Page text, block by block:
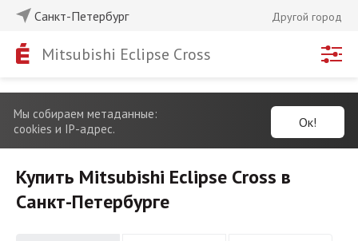
Санкт-Петербург Другой город
Mitsubishi Eclipse Cross
Мы собираем метаданные:
cookies и IP-адрес.
Ок!
Купить Mitsubishi Eclipse Cross в
Санкт-Петербурге